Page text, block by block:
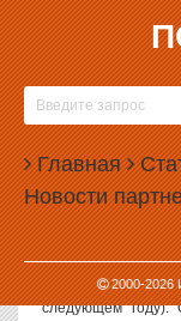
Главная
Новости
2000-2026
28.03.2016, 12:35
ТОП-5
В минувшие
Евгений
канале. Поводом
главы области, а
года работа по
выборов
следующем году).